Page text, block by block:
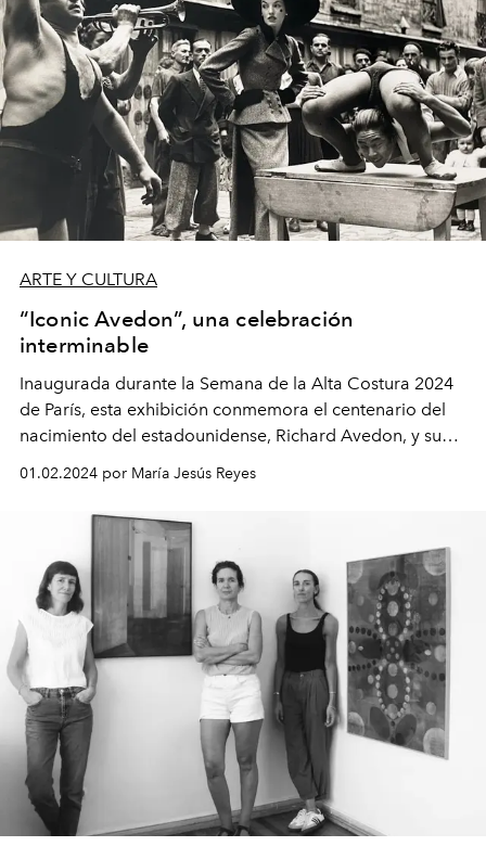
ARTE Y CULTURA
“Iconic Avedon”, una celebración
interminable
Inaugurada durante la Semana de la Alta Costura 2024
de París, esta exhibición conmemora el centenario del
nacimiento del estadounidense, Richard Avedon, y su
carrera como fotógrafo.
01.02.2024 por María Jesús Reyes